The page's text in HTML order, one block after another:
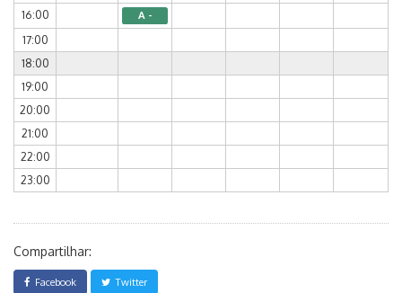
16:00 A -
17:00
18:00
19:00
20:00
21:00
22:00
23:00
Compartilhar:
Facebook Twitter